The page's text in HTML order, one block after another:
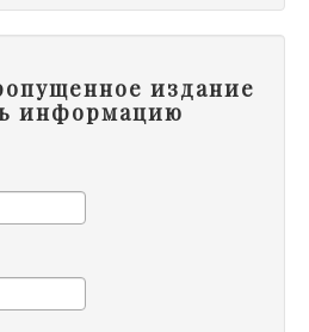
издание
информацию